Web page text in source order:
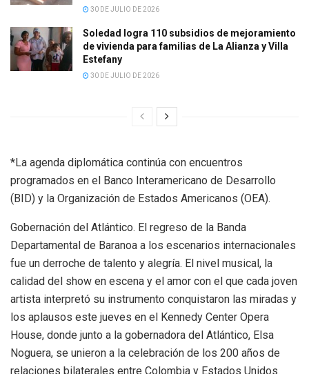
30 DE JULIO DE 2026
Soledad logra 110 subsidios de mejoramiento
de vivienda para familias de La Alianza y Villa
Estefany
30 DE JULIO DE 2026
*La agenda diplomática continúa con encuentros
programados en el Banco Interamericano de Desarrollo
(BID) y la Organización de Estados Americanos (OEA).
Gobernación del Atlántico. El regreso de la Banda
Departamental de Baranoa a los escenarios internacionales
fue un derroche de talento y alegría. El nivel musical, la
calidad del show en escena y el amor con el que cada joven
artista interpretó su instrumento conquistaron las miradas y
los aplausos este jueves en el Kennedy Center Opera
House, donde junto a la gobernadora del Atlántico, Elsa
Noguera, se unieron a la celebración de los 200 años de
relaciones bilaterales entre Colombia y Estados Unidos.